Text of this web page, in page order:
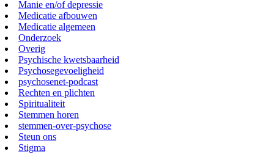
Manie en/of depressie
Medicatie afbouwen
Medicatie algemeen
Onderzoek
Overig
Psychische kwetsbaarheid
Psychosegevoeligheid
psychosenet-podcast
Rechten en plichten
Spiritualiteit
Stemmen horen
stemmen-over-psychose
Steun ons
Stigma